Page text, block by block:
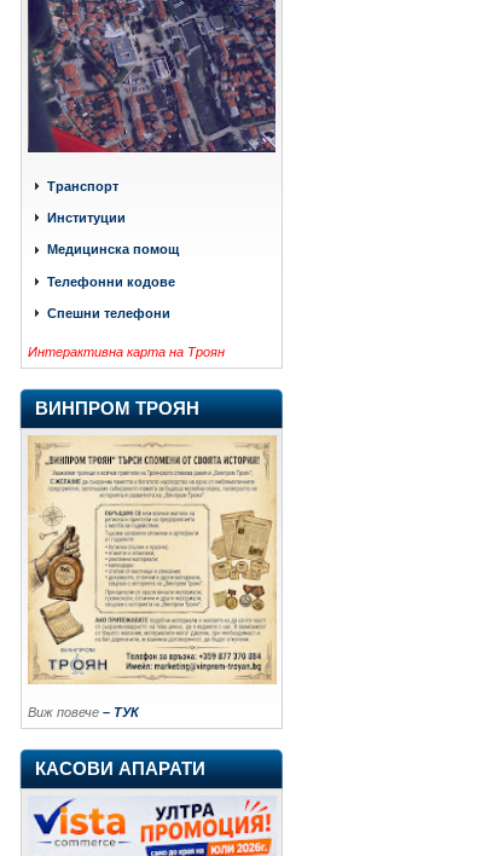
Транспорт
Институции
Медицинска помощ
Телефонни кодове
Спешни телефони
Интерактивна карта на Троян
ВИНПРОМ ТРОЯН
Виж повече – ТУК
КАСОВИ АПАРАТИ